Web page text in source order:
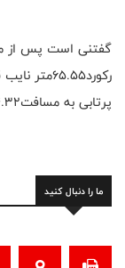
گفتنی است پس از
پرتابی به مسافت۶۴.۳۲متر در جایگاه سوم ایستاد.
ما را دنبال کنید